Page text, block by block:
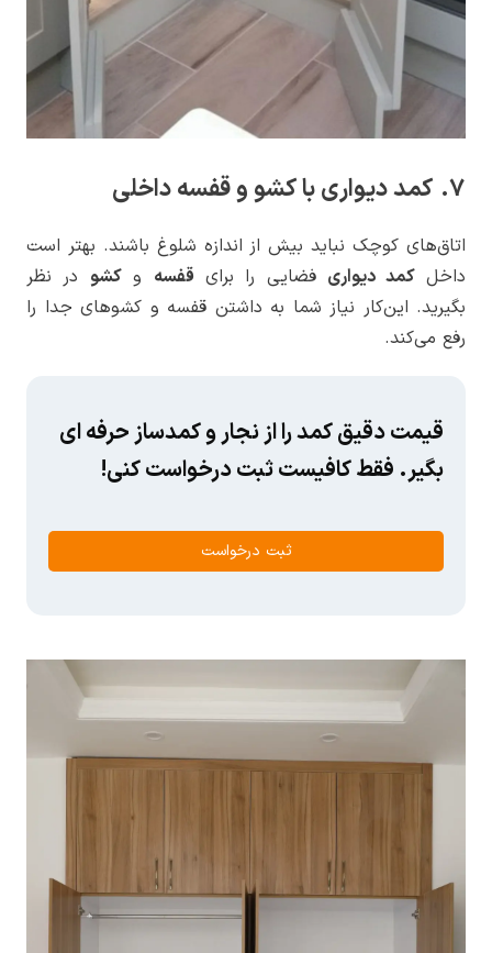
7. کمد دیواری با کشو و قفسه داخلی
اتاق‌های کوچک نباید بیش از اندازه شلوغ باشند. بهتر است
داخلکمد دیواری فضایی را برای قفسه وکشو در نظر
بگیرید. این‌کار نیاز شما به داشتن قفسه و کشوهای جدا را
رفع می‌کند.
قیمت دقیق کمد را از نجار و کمدساز حرفه ای
بگیر. فقط کافیست ثبت درخواست کنی!
ثبت درخواست